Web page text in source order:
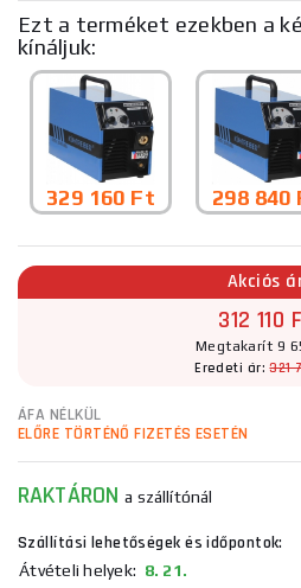
Ezt a terméket ezekben a
kínáljuk:
329 160 Ft 298 840
Akciós
312 110
Megtakarít 9
Eredeti ár:321
ÁFA NÉLKÜL
ELŐRE TÖRTÉNŐ FIZETÉS ESETÉN
RAKTÁRONa szállítónál
Szállítási lehetőségek és időpontok:
Átvételi helyek: 8. 21.